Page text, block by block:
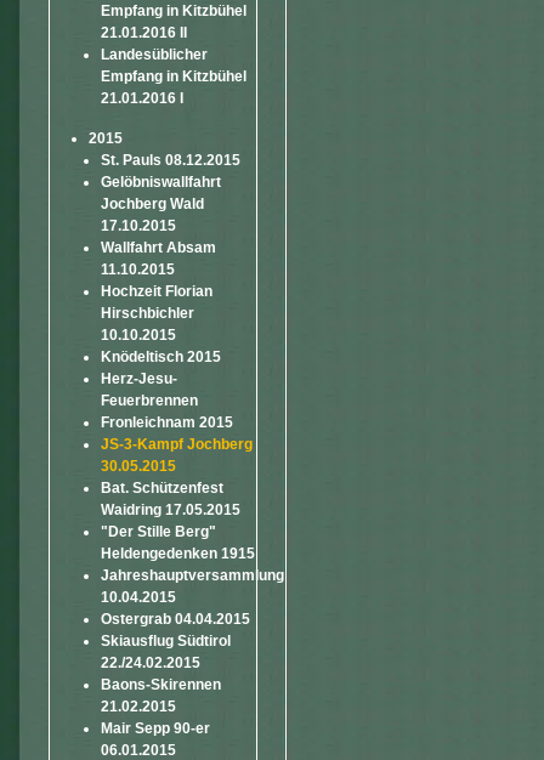
Empfang in Kitzbühel
21.01.2016 II
Landesüblicher
Empfang in Kitzbühel
21.01.2016 I
2015
St. Pauls 08.12.2015
Gelöbniswallfahrt
Jochberg Wald
17.10.2015
Wallfahrt Absam
11.10.2015
Hochzeit Florian
Hirschbichler
10.10.2015
Knödeltisch 2015
Herz-Jesu-
Feuerbrennen
Fronleichnam 2015
JS-3-Kampf Jochberg
30.05.2015
Bat. Schützenfest
Waidring 17.05.2015
"Der Stille Berg"
Heldengedenken 1915
Jahreshauptversammlung
10.04.2015
Ostergrab 04.04.2015
Skiausflug Südtirol
22./24.02.2015
Baons-Skirennen
21.02.2015
Mair Sepp 90-er
06.01.2015